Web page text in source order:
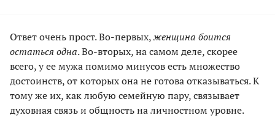
Ответ очень прост. Во-­первых,женщина боится
остаться одна. Во­-вторых, на самом деле, скорее
всего, у ее мужа помимо минусов есть множество
достоинств, от которых она не готова отказываться. К
тому же их, как любую семейную пару, связывает
духовная связь и общность на личностном уровне.